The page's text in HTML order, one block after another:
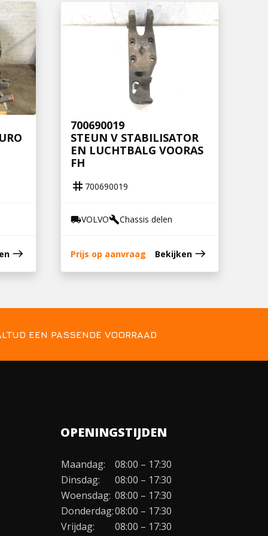
east
700690019
STEUN V STABILISATOR
EN LUCHTBALG VOORAS
FH
tag 700690019
local_shippingVOLVObuildChassis delen
Prijs op aanvraag Bekijken east
EEN PASSENDE VOORRAAD
OPENINGSTIJDEN
Maandag:
08:00 – 17:30
Dinsdag:
08:00 – 17:30
Woensdag: 08:00 – 17:30
Donderdag:08:00 – 17:30
Vrijdag:
08:00 – 17:30